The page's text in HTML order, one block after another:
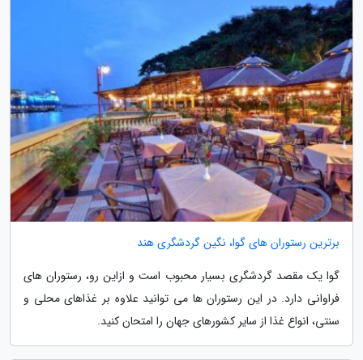
برترین رستوران های گوا، نگین گردشگری هند
گوا یک مقصد گردشگری بسیار محبوب است و ازاین رو، رستوران های
فراوانی دارد. در این رستوران ها می توانید علاوه بر غذاهای محلی و
سنتی، انواع غذا از سایر کشورهای جهان را امتحان کنید.